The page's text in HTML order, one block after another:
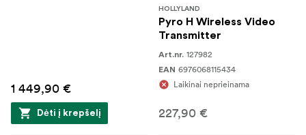
1 449,90 €
Dėti į krepšelį
HOLLYLAND
Pyro H Wireless Video
Transmitter
Art.nr. 127982
EAN 6976068115434
Laikinai neprieinama
227,90 €